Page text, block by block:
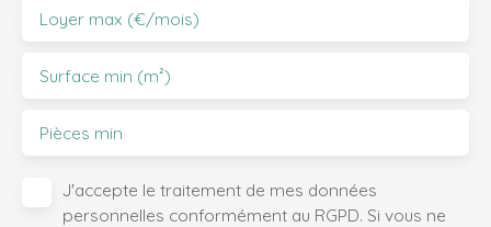
Loyer max (€/mois)
Surface min (m²)
Pièces min
J'accepte le traitement de mes données
personnelles conformément au RGPD. Si vous ne